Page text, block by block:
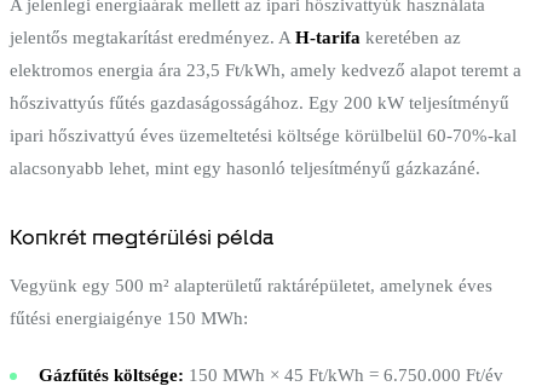
A jelenlegi energiaárak mellett az ipari hőszivattyúk használata
jelentős megtakarítást eredményez. A H-tarifa keretében az
elektromos energia ára 23,5 Ft/kWh, amely kedvező alapot teremt a
hőszivattyús fűtés gazdaságosságához. Egy 200 kW teljesítményű
ipari hőszivattyú éves üzemeltetési költsége körülbelül 60-70%-kal
alacsonyabb lehet, mint egy hasonló teljesítményű gázkazáné.
Konkrét megtérülési példa
Vegyünk egy 500 m² alapterületű raktárépületet, amelynek éves
fűtési energiaigénye 150 MWh:
Gázfűtés költsége: 150 MWh × 45 Ft/kWh = 6.750.000 Ft/év